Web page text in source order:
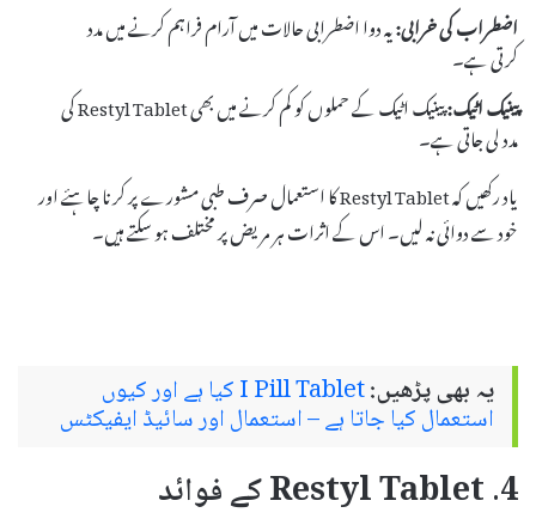
اضطراب کی خرابی:یہ دوا اضطرابی حالات میں آرام فراہم کرنے میں مدد
کرتی ہے۔
پینیک اٹیک:
پینیک اٹیک کے حملوں کو کم کرنے میں بھی Restyl Tablet کی
مدد لی جاتی ہے۔
یاد رکھیں کہ Restyl Tablet کا استعمال صرف طبی مشورے پر کرنا چاہئے اور
خود سے دوائی نہ لیں۔ اس کے اثرات ہر مریض پر مختلف ہو سکتے ہیں۔
یہ بھی پڑھیں: I Pill Tablet کیا ہے اور کیوں
استعمال کیا جاتا ہے – استعمال اور سائیڈ ایفیکٹس
4. Restyl Tablet کے فوائد